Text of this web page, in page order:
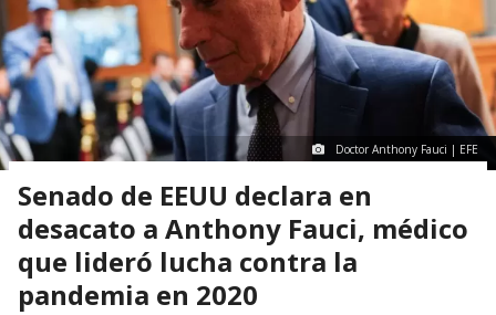
Doctor Anthony Fauci | EFE
Senado de EEUU declara en
desacato a Anthony Fauci, médico
que lideró lucha contra la
pandemia en 2020